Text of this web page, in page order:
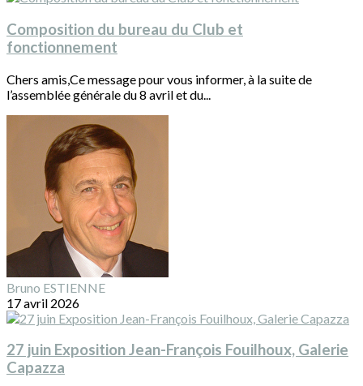
Composition du bureau du Club et
fonctionnement
Chers amis,Ce message pour vous informer, à la suite de
l’assemblée générale du 8 avril et du...
Bruno ESTIENNE
17 avril 2026
27 juin Exposition Jean-François Fouilhoux, Galerie
Capazza